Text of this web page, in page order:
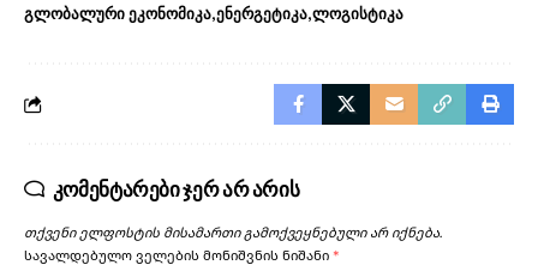
გლობალური ეკონომიკა ენერგეტიკა ლოგისტიკა
კომენტარები ჯერ არ არის
თქვენი ელფოსტის მისამართი გამოქვეყნებული არ იქნება.
სავალდებულო ველების მონიშვნის ნიშანი *